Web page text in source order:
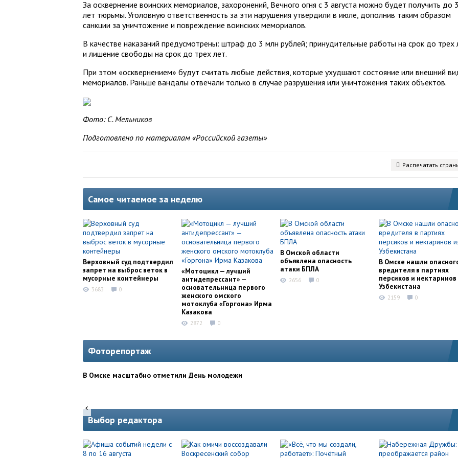
За осквернение воинских мемориалов, захоронений, Вечного огня с 3 августа можно будет получить до 3
лет тюрьмы. Уголовную ответственность за эти нарушения утвердили в июле, дополнив таким образом
санкции за уничтожение и повреждение воинских мемориалов.
В качестве наказаний предусмотрены: штраф до 3 млн рублей; принудительные работы на срок до трех
и лишение свободы на срок до трех лет.
При этом «осквернением» будут считать любые действия, которые ухудшают состояние или внешний
мемориалов. Раньше вандалы отвечали только в случае разрушения или уничтожения таких объектов.
Фото: С. Мельников
Подготовлено по материалам «Российской газеты»
Распечатать
Самое читаемое за неделю
Верховный суд подтвердил
запрет на выброс веток в
мусорные контейнеры
3683 0
«Мотоцикл — лучший
антидепрессант» —
основательница первого
женского омского
мотоклуба «Горгона» Ирма
Казакова
2872 0
В Омской области
объявлена опасность
атаки БПЛА
2656 0
В Омске нашли
вредителя в партиях
персиков и нектаринов
Узбекистана
2159 0
Фоторепортаж
В Омске масштабно отметили День молодежи
Выбор редактора